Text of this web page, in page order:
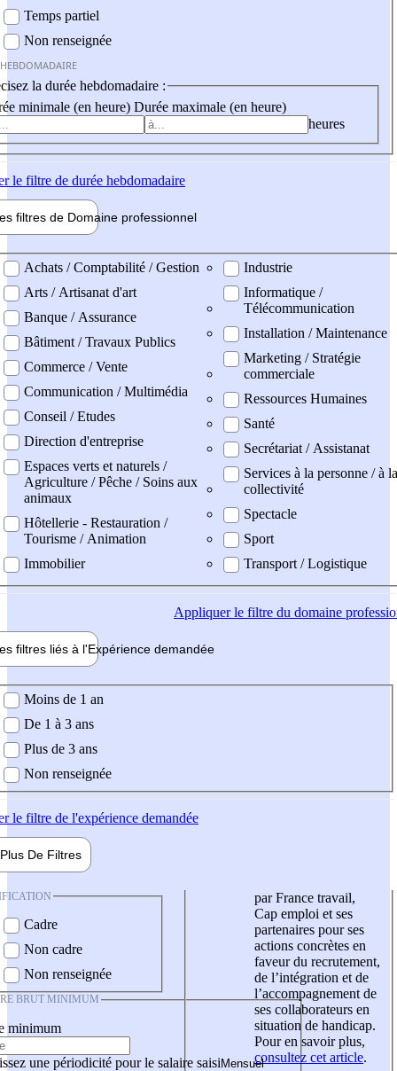
Temps partiel
Non renseignée
la durée hebdomadaire :
minimale (en heure) Durée maximale (en heure)
heures
le filtre de durée hebdomadaire
filtres de Domaine professionnel
professionel
Achats / Comptabilité / Gestion
Arts / Artisanat d'art
Banque / Assurance
Bâtiment / Travaux Publics
Commerce / Vente
Communication / Multimédia
Conseil / Etudes
Direction d'entreprise
Espaces verts et naturels /
Agriculture / Pêche / Soins aux
animaux
Hôtellerie - Restauration /
Tourisme / Animation
Immobilier
Industrie
Informatique /
Télécommunication
Installation / Maintenance
Marketing / Stratégie
commerciale
Ressources Humaines
Santé
Secrétariat / Assistanat
Services à la personne / à la
collectivité
Spectacle
Sport
Transport / Logistique
Appliquerle filtre du domaine
filtres liés à l'Expérience demandée
demandée
Moins de 1 an
De 1 à 3 ans
Plus de 3 ans
Non renseignée
le filtre de l'expérience demandée
Plus De Filtres
Cadre
Non cadre
Non renseignée
BRUT MINIMUM
minimum
une périodicité pour le salaire saisi
par France travail,
Cap emploi et ses
partenaires pour ses
actions concrètes en
faveur du recrutement,
de l’intégration et de
l’accompagnement de
ses collaborateurs en
situation de handicap.
Pour en savoir plus,
consultez cet article.